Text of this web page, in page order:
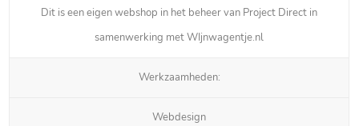
Dit is een eigen webshop in het beheer van Project Direct in
samenwerking met WIjnwagentje.nl
Werkzaamheden:
Webdesign